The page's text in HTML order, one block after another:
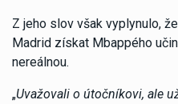
Z jeho slov však vyplynulo,
Madrid získat Mbappého
nereálnou.
„Uvažovali o útočníkovi, ale